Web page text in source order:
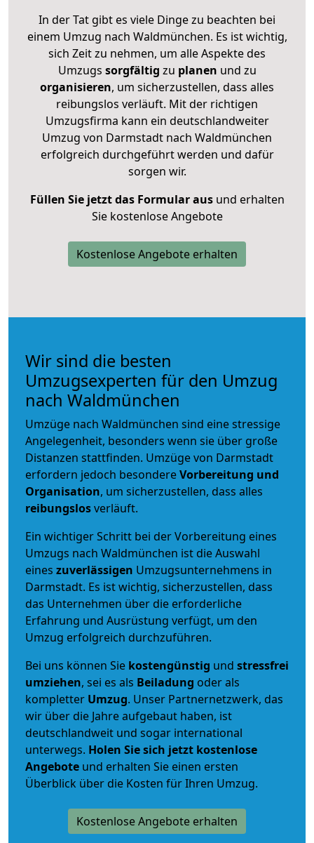
In der Tat gibt es viele Dinge zu beachten bei
einem Umzug nach Waldmünchen. Es ist wichtig,
sich Zeit zu nehmen, um alle Aspekte des
Umzugs sorgfältig zu planen und zu
organisieren, um sicherzustellen, dass alles
reibungslos verläuft. Mit der richtigen
Umzugsfirma kann ein deutschlandweiter
Umzug von Darmstadt nach Waldmünchen
erfolgreich durchgeführt werden und dafür
sorgen wir.
Füllen Sie jetzt das Formular ausund erhalten
Sie kostenlose Angebote
Kostenlose Angebote erhalten
Wir sind die besten
Umzugsexperten für den Umzug
nach Waldmünchen
Umzüge nach Waldmünchen sind eine stressige
Angelegenheit, besonders wenn sie über große
Distanzen stattfinden. Umzüge von Darmstadt
erfordern jedoch besondereVorbereitung und
Organisation, um sicherzustellen, dass alles
reibungslosverläuft.
Ein wichtiger Schritt bei der Vorbereitung eines
Umzugs nach Waldmünchen ist die Auswahl
eines zuverlässigen Umzugsunternehmens in
Darmstadt. Es ist wichtig, sicherzustellen, dass
das Unternehmen über die erforderliche
Erfahrung und Ausrüstung verfügt, um den
Umzug erfolgreich durchzuführen.
Bei uns können Sie kostengünstig und stressfrei
umziehen, sei es als Beiladung oder als
kompletter Umzug. Unser Partnernetzwerk, das
wir über die Jahre aufgebaut haben, ist
deutschlandweit und sogar international
unterwegs. Holen Sie sich jetzt kostenlose
Angebote und erhalten Sie einen ersten
Überblick über die Kosten für Ihren Umzug.
Kostenlose Angebote erhalten